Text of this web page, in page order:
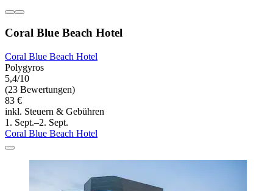
Coral Blue Beach Hotel
Coral Blue Beach Hotel
Polygyros
5,4/10
(23 Bewertungen)
83 €
inkl. Steuern & Gebühren
1. Sept.–2. Sept.
Coral Blue Beach Hotel